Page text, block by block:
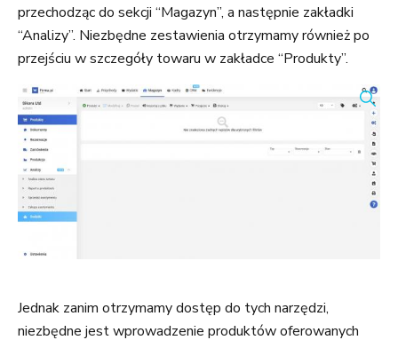
przechodząc do sekcji “Magazyn”, a następnie zakładki
“Analizy”. Niezbędne zestawienia otrzymamy również po
przejściu w szczegóły towaru w zakładce “Produkty”.
Jednak zanim otrzymamy dostęp do tych narzędzi,
niezbędne jest wprowadzenie produktów oferowanych